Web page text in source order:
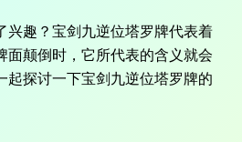
兴趣？宝剑九逆位塔罗牌代表着
面颠倒时，它所代表的含义就会
起探讨一下宝剑九逆位塔罗牌的